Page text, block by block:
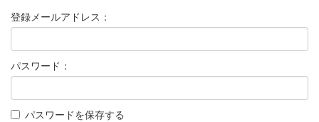
登録メールアドレス：
パスワード：
パスワードを保存する